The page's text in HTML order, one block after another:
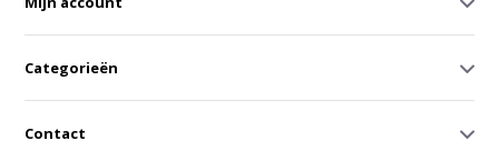
Categorieën
Contact